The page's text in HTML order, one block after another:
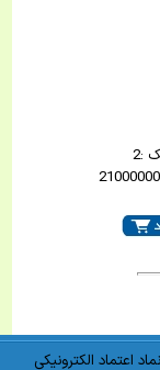
:2
نماد اعتماد الکترونیکی